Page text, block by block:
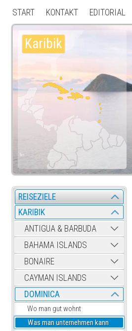
START KONTAKT EDITORIAL
Karibik
REISEZIELE
KARIBIK
ANTIGUA & BARBUDA
BAHAMA ISLANDS
BONAIRE
CAYMAN ISLANDS
DOMINICA
Wo man gut wohnt
Was man unternehmen kann